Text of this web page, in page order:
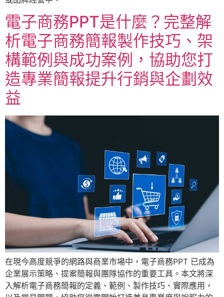
電子商務PPT是什麼？完整解
析電子商務簡報製作技巧、架
構範例與成功案例，協助您打
造專業簡報提升行銷與企劃效
益
在現今高度競爭的網路與商業市場中，電子商務PPT 已成為
企業展示策略、提案簡報與團隊協作的重要工具。本文將深
入解析電子商務簡報的定義、範例、製作技巧、實際應用，